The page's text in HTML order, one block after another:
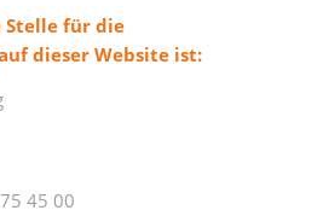
für die
dieser Website ist:
45 00